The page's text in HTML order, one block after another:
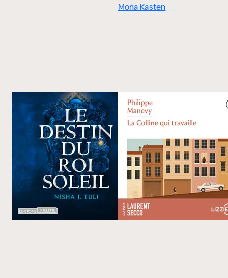
Mona Kasten